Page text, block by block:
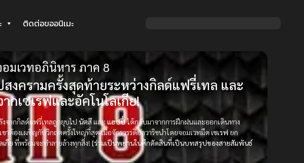
ติดต่อขออนิเมะ
อมเวทอภินิหาร ภาค 8
งครามครั้งสุดท้ายระหว่างกิลด์แฟรี่เทล และ
กเซเรฟและอัคโนโลเกีย!
งจากกิลด์แฟรี่เทลถูกยุบไป นัตสึ และแฮปปี้ได้กลับมาจากการฝึกฝนและออกเดินทาง
ต้องเผชิญกับวิกฤตครั้งใหญ่ที่สุด เมื่อจักรวรรดิอัลวาริซนำโดยจอมเวทมืดเซเรฟ ยก
เกีย ที่พร้อมจะทำลายล้างทุกสิ่ง! [ร่วมเป็นพยานในศึกตัดสินที่เป็นบทสรุปของสายสัมพันธ์